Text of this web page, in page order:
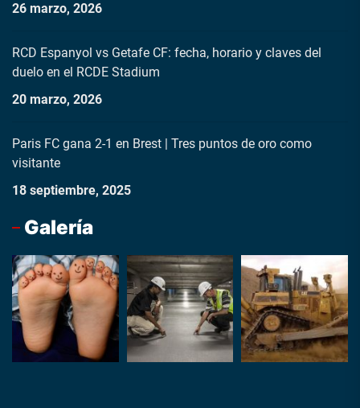
26 marzo, 2026
RCD Espanyol vs Getafe CF: fecha, horario y claves del
duelo en el RCDE Stadium
20 marzo, 2026
Paris FC gana 2-1 en Brest | Tres puntos de oro como
visitante
18 septiembre, 2025
Galería